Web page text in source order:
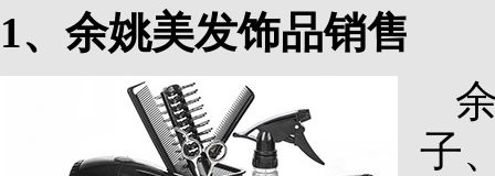
1、余姚美发饰品销售
子